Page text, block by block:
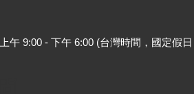
午 9:00 - 下午 6:00 (台灣時間，國定假日